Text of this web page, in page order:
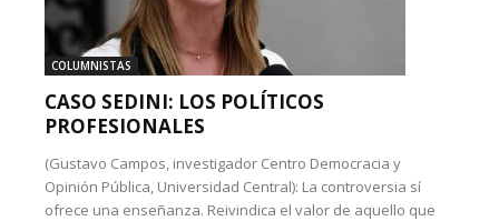
COLUMNISTAS
CASO SEDINI: LOS POLÍTICOS
PROFESIONALES
(Gustavo Campos, investigador Centro Democracia y
Opinión Pública, Universidad Central): La controversia sí
ofrece una enseñanza. Reivindica el valor de aquello que